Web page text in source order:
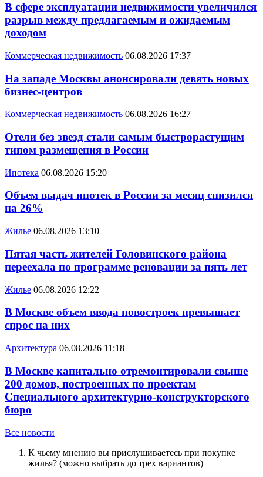
В сфере эксплуатации недвижимости увеличился
разрыв между предлагаемым и ожидаемым
доходом
Коммерческая недвижимость 06.08.2026 17:37
На западе Москвы анонсировали девять новых
бизнес-центров
Коммерческая недвижимость 06.08.2026 16:27
Отели без звезд стали самым быстрорастущим
типом размещения в России
Ипотека 06.08.2026 15:20
Объем выдач ипотек в России за месяц снизился
на 26%
Жилье 06.08.2026 13:10
Пятая часть жителей Головинского района
переехала по программе реновации за пять лет
Жилье 06.08.2026 12:22
В Москве объем ввода новостроек превышает
спрос на них
Архитектура 06.08.2026 11:18
В Москве капитально отремонтировали свыше
200 домов, построенных по проектам
Специального архитектурно-конструкторского
бюро
Все новости
К чьему мнению вы прислушиваетесь при покупке
жилья? (можно выбрать до трех вариантов)